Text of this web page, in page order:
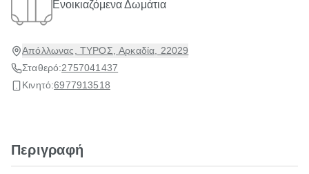
Ενοικιαζόμενα Δωμάτια
Απόλλωνας, ΤΥΡΟΣ, Αρκαδία, 22029
Σταθερό:2757041437
Κινητό:6977913518
Περιγραφή